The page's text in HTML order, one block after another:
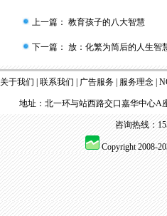
上一篇： 教育孩子的八大智慧
下一篇： 放：化繁为简后的人生智
关于我们 联系我们 广告服务| 服务理念|
地址：北一环与站西路交口嘉华中心
咨询热线：
Copyright 2008-